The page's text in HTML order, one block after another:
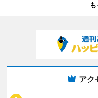
も
アク